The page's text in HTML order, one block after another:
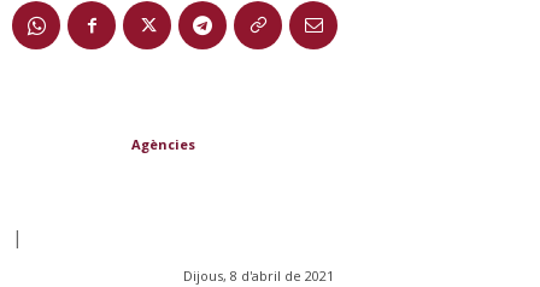
Agències
|
Dijous, 8 d'abril de 2021